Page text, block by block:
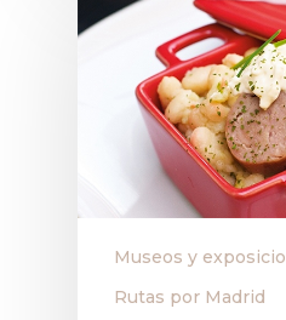
Museos y
Rutas por Madrid